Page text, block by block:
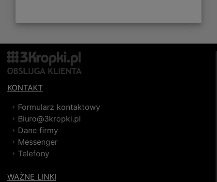
KONTAKT
Formularz kontaktowy
Biuro@3kropki.pl
Dane firmy
Messenger
Telefony
WAŻNE LINKI